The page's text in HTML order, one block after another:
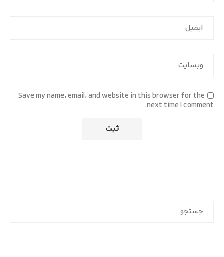
Save my name, email, and website in this browser for the
next time I comment.